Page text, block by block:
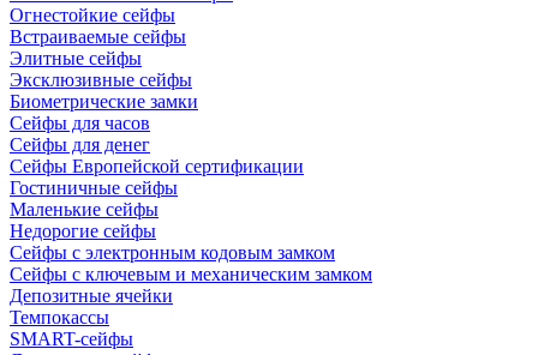
Огнестойкие сейфы
Встраиваемые сейфы
Элитные сейфы
Эксклюзивные сейфы
Биометрические замки
Сейфы для часов
Сейфы для денег
Сейфы Европейской сертификации
Гостиничные сейфы
Маленькие сейфы
Недорогие сейфы
Сейфы с электронным кодовым замком
Сейфы с ключевым и механическим замком
Депозитные ячейки
Темпокассы
SMART-сейфы